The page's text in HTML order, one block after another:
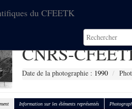
du CFEETK
CNRS-
Date de la photographie : 1990
Information sur les éléments représentés